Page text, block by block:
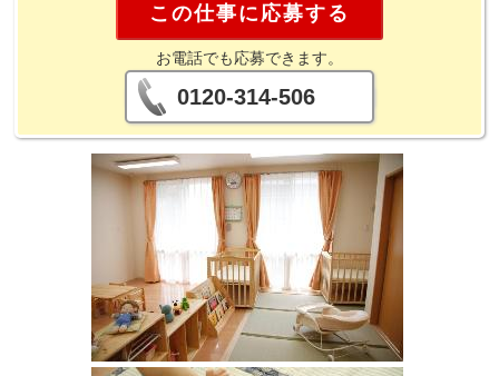
この仕事に応募する
お電話でも応募できます。
0120-314-506